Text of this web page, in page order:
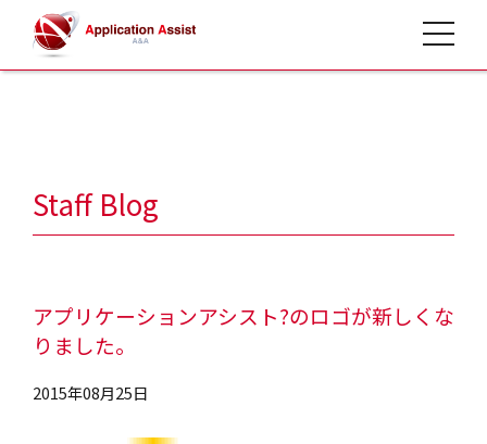
toggle
HOME>スタッフブログ>
Staff Blog
アプリケーションアシスト?のロゴが新しくな
りました。
2015年08月25日